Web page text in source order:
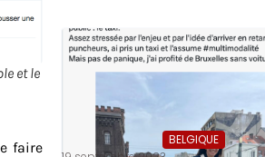
et le
faire
BELGIQUE